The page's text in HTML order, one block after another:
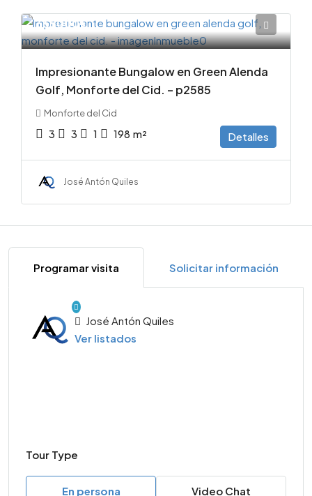
365000€
Impresionante Bungalow en Green Alenda
Golf, Monforte del Cid. – p2585
Monforte del Cid
3 3 1 198 m² Detalles
José Antón Quiles
Programar visita Solicitar información
José Antón Quiles
Ver listados
Tour Type
En persona Video Chat